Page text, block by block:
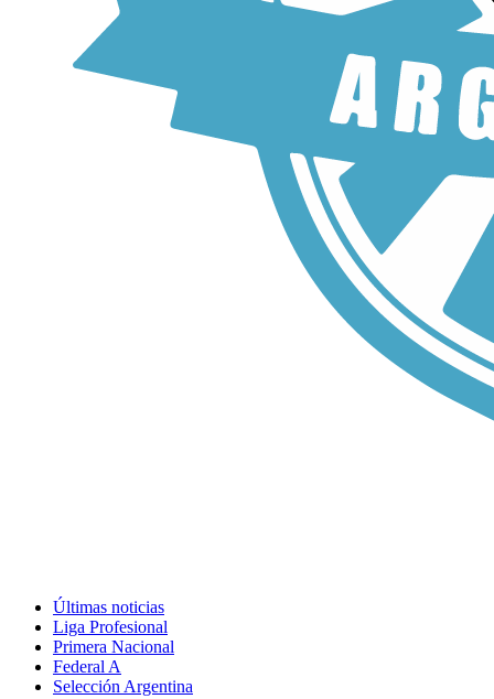
Últimas noticias
Liga Profesional
Primera Nacional
Federal A
Selección Argentina